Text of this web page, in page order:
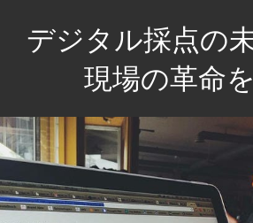
ツ
へ
ス
キ
ッ
デジタル採点の
現場の革命
未
来
の
教
育